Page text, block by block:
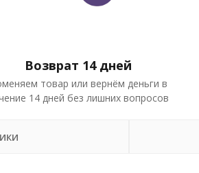
Возврат 14 дней
товар или вернём деньги в
14 дней без лишних вопросов